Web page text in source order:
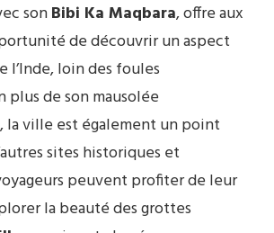
sonBibi Ka Maqbara, offre aux
de découvrir un aspect
l’Inde, loin des foules
plus de son mausolée
la ville est également un point
sites historiques et
peuvent profiter de leur
la beauté des grottes